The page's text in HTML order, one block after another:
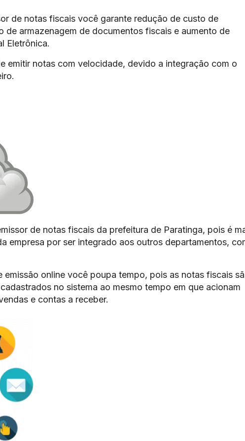
de notas fiscais você garante redução de custo de
de armazenagem de documentos fiscais e aumento de
Eletrônica.
emitir notas com velocidade, devido a integração com o
de notas fiscais da prefeitura de Paratinga, pois é
empresa por ser integrado aos outros departamentos,
emissão online você poupa tempo, pois as notas fiscais
no sistema ao mesmo tempo em que acionam
e contas a receber.